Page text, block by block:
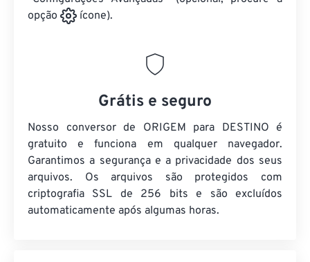
opção
ícone).
Grátis e seguro
Nosso conversor de ORIGEM para DESTINO é
gratuito e funciona em qualquer navegador.
Garantimos a segurança e a privacidade dos seus
arquivos. Os arquivos são protegidos com
criptografia SSL de 256 bits e são excluídos
automaticamente após algumas horas.